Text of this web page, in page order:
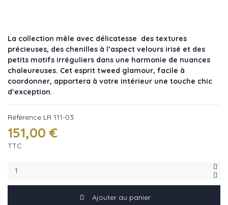
La collection mêle avec délicatesse des textures
précieuses, des chenilles à l’aspect velours irisé et des
petits motifs irréguliers dans une harmonie de nuances
chaleureuses. Cet esprit tweed glamour, facile à
coordonner, apportera à votre intérieur une touche chic
d’exception.
Référence LR 111-03
151,00 €
TTC
Ajouter au panier